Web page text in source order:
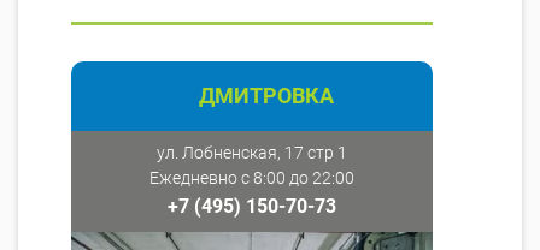
ДМИТРОВКА
ул. Лобненская, 17 стр 1
Ежедневно с 8:00 до 22:00
+7 (495) 150-70-73